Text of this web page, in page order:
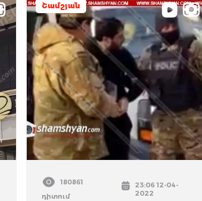
Շամշյան
180861
դիտում
23:06 12-04-
2022